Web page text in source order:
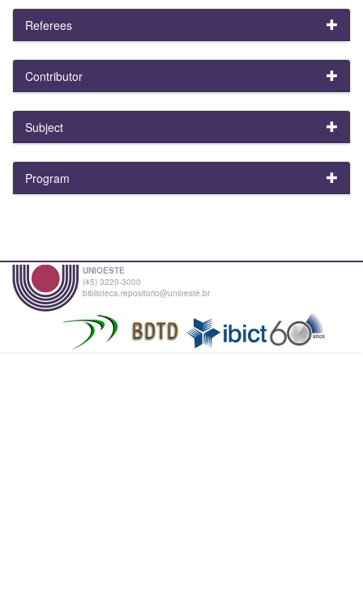
Referees
Contributor
Subject
Program
UNIOESTE
(45) 3220-3000
biblioteca.repositorio@unioeste.br